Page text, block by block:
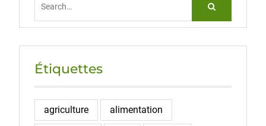
Étiquettes
agriculture alimentation